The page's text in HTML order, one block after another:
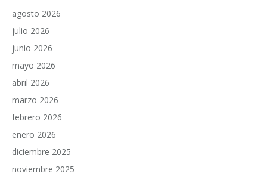
agosto 2026
julio 2026
junio 2026
mayo 2026
abril 2026
marzo 2026
febrero 2026
enero 2026
diciembre 2025
noviembre 2025